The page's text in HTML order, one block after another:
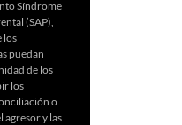
Síndrome
(SAP),
los
puedan
de los
los
o
agresor y las